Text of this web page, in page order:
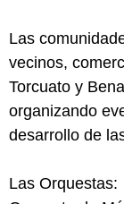
Las
vecinos,
Torcuato y
organizando
desarrollo de
Las Orquestas: